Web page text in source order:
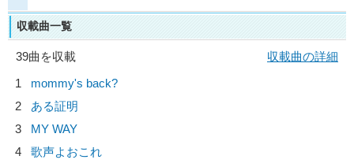
収載曲一覧
39曲を収載
収載曲の詳細
1
mommy's back?
2
ある証明
3
MY WAY
4
歌声よおこれ